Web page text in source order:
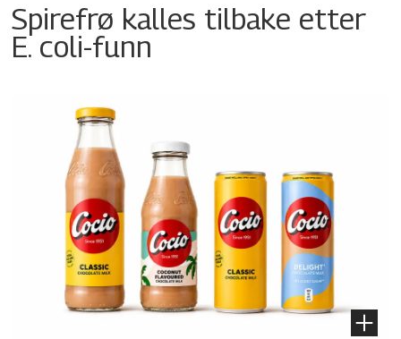
Spirefrø kalles tilbake etter
E. coli-funn